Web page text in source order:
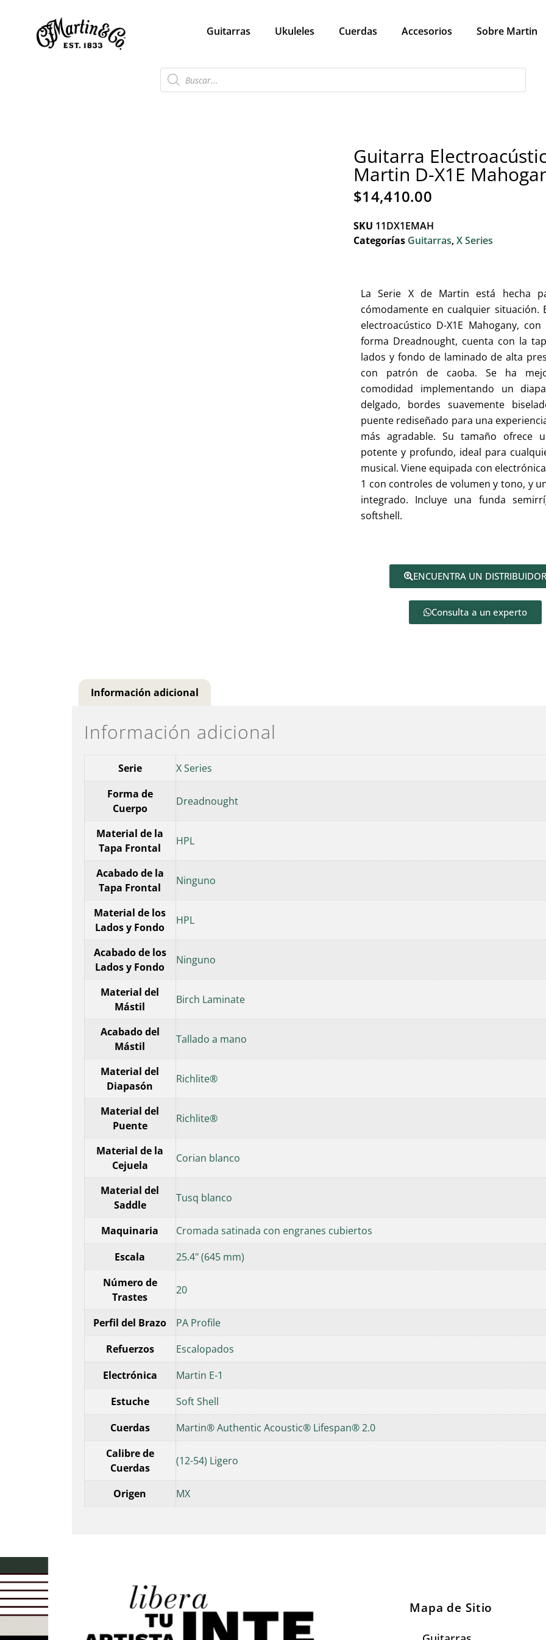
Guitarras Ukuleles Cuerdas Accesorios Sobre Martin
Guitarra
Martin D-X1E
$14,410.00
SKU 11DX1EMAH
Categorías Guitarras,X Series
La Serie X de Martin está hecha
cómodamente en cualquier situación.
electroacústico D-X1E Mahogany,
forma Dreadnought, cuenta con la
lados y fondo de laminado de alta
con patrón de caoba. Se ha
comodidad implementando un
delgado, bordes suavemente
puente rediseñado para una
más agradable. Su tamaño ofrece
potente y profundo, ideal para
musical. Viene equipada con
1 con controles de volumen y tono, y
integrado. Incluye una funda
softshell.
ENCUENTRA UN DISTRIBUIDOR
Consulta a un experto
Información adicional
Información adicional
Serie
X Series
Forma de
Cuerpo
Dreadnought
Material de la
Tapa Frontal
HPL
Acabado de la
Tapa Frontal
Ninguno
Material de los
Lados y Fondo
HPL
Acabado de los
Lados y Fondo
Ninguno
Material del
Mástil
Birch Laminate
Acabado del
Mástil
Tallado a mano
Material del
Diapasón
Richlite®
Material del
Puente
Richlite®
Material de la
Cejuela
Corian blanco
Material del
Saddle
Tusq blanco
Maquinaria
Cromada satinada con engranes cubiertos
Escala
25.4" (645 mm)
Número de
Trastes
20
Perfil del Brazo
PA Profile
Refuerzos
Escalopados
Electrónica
Martin E-1
Estuche
Soft Shell
Cuerdas
Martin® Authentic Acoustic® Lifespan® 2.0
Calibre de
Cuerdas
(12-54) Ligero
Origen MX
Mapa de Sitio